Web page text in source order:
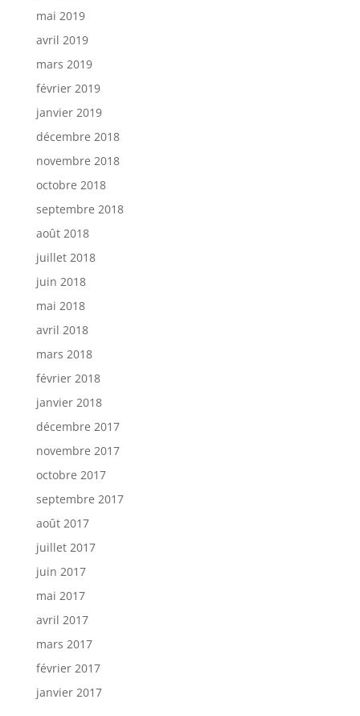
mai 2019
avril 2019
mars 2019
février 2019
janvier 2019
décembre 2018
novembre 2018
octobre 2018
septembre 2018
août 2018
juillet 2018
juin 2018
mai 2018
avril 2018
mars 2018
février 2018
janvier 2018
décembre 2017
novembre 2017
octobre 2017
septembre 2017
août 2017
juillet 2017
juin 2017
mai 2017
avril 2017
mars 2017
février 2017
janvier 2017